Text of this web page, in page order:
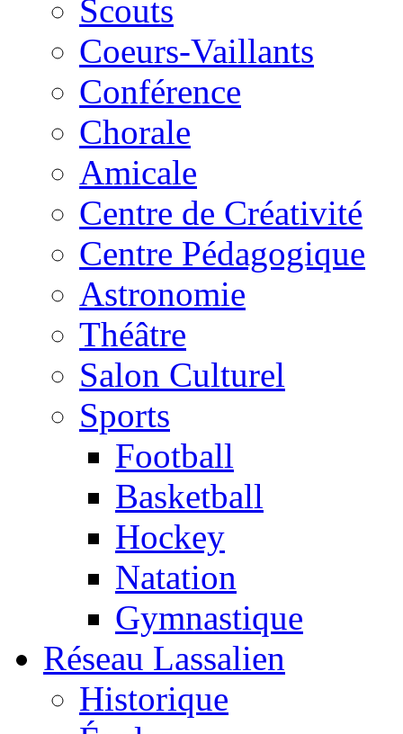
Scouts
Coeurs-Vaillants
Conférence
Chorale
Amicale
Centre de Créativité
Centre Pédagogique
Astronomie
Théâtre
Salon Culturel
Sports
Football
Basketball
Hockey
Natation
Gymnastique
Réseau Lassalien
Historique